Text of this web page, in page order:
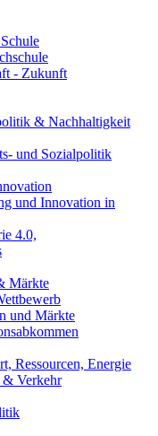
- Zukunft
& Nachhaltigkeit
und Sozialpolitik
und Innovation in
4.0,
Märkte
und Märkte
Ressourcen, Energie
Verkehr